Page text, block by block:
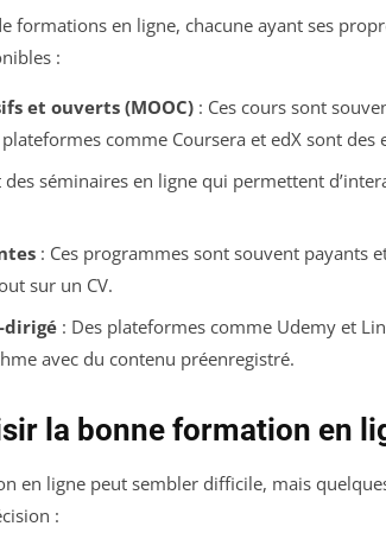
formations en ligne, chacune ayant ses
:
et ouverts (MOOC): Ces cours sont
comme Coursera et edX sont des
séminaires en ligne qui permettent
: Ces programmes sont souvent payants
sur un CV.
dirigé: Des plateformes comme Udemy et
avec du contenu préenregistré.
la bonne formation en
en ligne peut sembler difficile, mais
: